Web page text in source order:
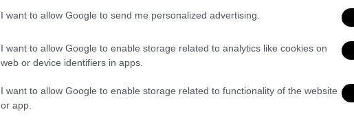
I want to allow Google to send me personalized advertising.
I want to allow Google to enable storage related to analytics like cookies on
web or device identifiers in apps.
I want to allow Google to enable storage related to functionality of the website
or app.
Ελλάδας στο Πανθεσσαλικό
τίτλο